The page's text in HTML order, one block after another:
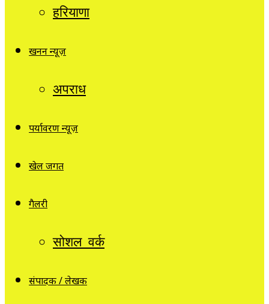
हरियाणा
खनन न्यूज़
अपराध
पर्यावरण न्यूज़
खेल जगत
गैलरी
सोशल वर्क
संपादक / लेखक